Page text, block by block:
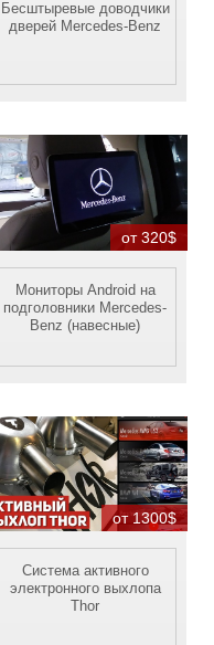
Бесштыревые доводчики
дверей Mercedes-Benz
от 320$
Мониторы Android на
подголовники Mercedes-
Benz (навесные)
от 1300$
Система активного
электронного выхлопа
Thor